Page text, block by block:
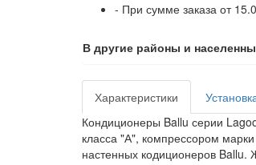
- При сумме заказа от
В другие районы и
Характеристики
Кондиционеры Ballu серии
класса "А", компрессором
настенных кодиционеров Ballu.